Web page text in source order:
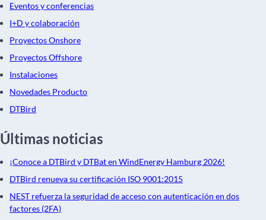
Eventos y conferencias
I+D y colaboración
Proyectos Onshore
Proyectos Offshore
Instalaciones
Novedades Producto
DTBird
Últimas noticias
¡Conoce a DTBird y DTBat en WindEnergy Hamburg 2026!
DTBird renueva su certificación ISO 9001:2015
NEST refuerza la seguridad de acceso con autenticación en dos
factores (2FA)